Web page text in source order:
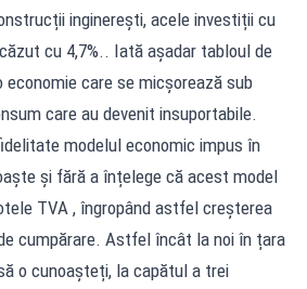
inginerești, acele investiții cu
cu 4,7%.. Iată așadar tabloul de
care se micșorează sub
care au devenit insuportabile.
modelul economic impus în
și fără a înțelege că acest model
TVA , îngropând astfel creșterea
cumpărare. Astfel încât la noi în țara
o cunoașteți, la capătul a trei